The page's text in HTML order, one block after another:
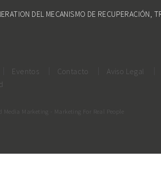
DEL MECANISMO DE RECUPERACIÓN,
Eventos Contacto Aviso Legal
Media Marketing - Marketing For Real People